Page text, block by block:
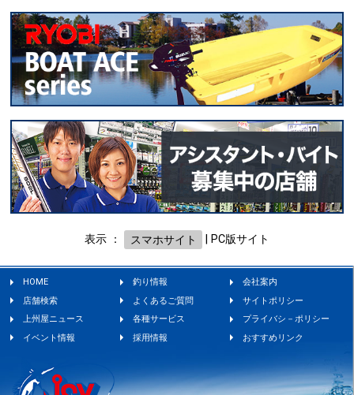
表示 ： スマホサイト PC版サイト
HOME 釣り情報
会社案内
店舗検索
よくあるご質問
サイトポリシー
上州屋ニュース
各種サービス
プライバシ－ポリシー
イベント情報
採用情報 おすすめリンク